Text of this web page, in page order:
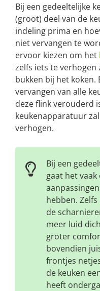
Bij een gedeeltelijke
(groot) deel van de
indeling prima en
niet vervangen te
ervoor kiezen om het
zelfs iets te
bukken bij het koken.
vervangen van alle
deze flink verouderd
keukenapparatuur
verhogen.
Bij een
gaat het
hebben.
de
meer luid
groter
bovendien
frontjes
de keuken
heeft